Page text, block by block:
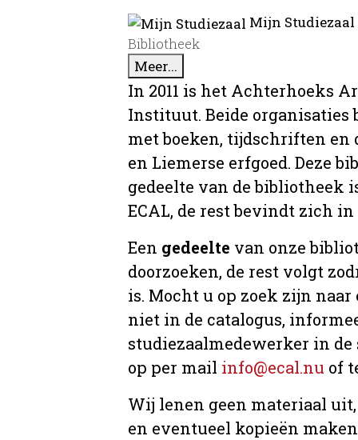
Mijn
Bibliotheek
Meer...
In 2011 is het Achterhoeks
Instituut. Beide organisaties
met boeken, tijdschriften
en Liemerse erfgoed. Deze
gedeelte van de bibliotheek
ECAL, de rest bevindt zich
Een gedeelte van onze
doorzoeken, de rest volgt
is. Mocht u op zoek zijn
niet in de catalogus,
studiezaalmedewerker in
op per mail info@ecal.nu of
Wij lenen geen materiaal
en eventueel kopieën